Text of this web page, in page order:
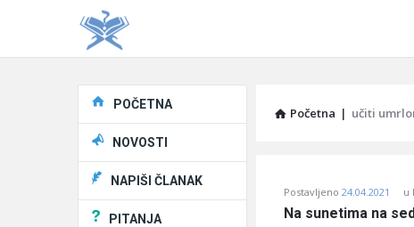
Početna | učiti
Učene
Postavljeno 24.04.2021 u
Na sunetima na
Explore
POČETNA
NOVOSTI
NAPIŠI ČLANAK
PITANJA